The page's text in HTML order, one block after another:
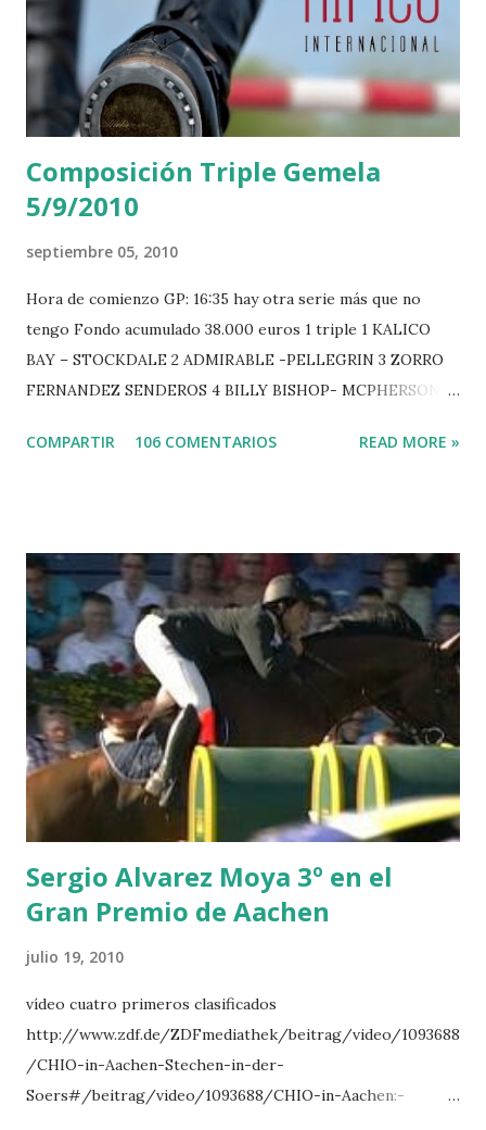
o
m
e
n
t
a
i
o
Composición Triple Gemela
5/9/2010
septiembre 05, 2010
Hora de comienzo GP: 16:35 hay otra serie más que no
tengo Fondo acumulado 38.000 euros 1 triple 1 KALICO
BAY – STOCKDALE 2 ADMIRABLE -PELLEGRIN 3 ZORRO
FERNANDEZ SENDEROS 4 BILLY BISHOP- MCPHERSON 5
-EPAILLARD 7 GIG AMAI M WHITAKER 8 SILVANA DU
POWER - MILLAR 5 ARMANIE -VOORN 6 QUERLYBET
HERO -LEJAUNE 7 MO CHROI - O’BRIEN 8 CARMENA Z -
BREEN 9 JALLA DE GAVIERE -RAMZY AL DUHAMI 10
NOVEL -PHILIPPAERTS 3 triple 1 LATE NIGHT -LEVY 2 K
CLUB LADY -O’CONNOR 3 QUICK STUDY - HOUGH 4
LORENZO -AHLMANN 5 L’ESPOIR -GULLIKSEN 6
TOPINAMBOUR -LEPREVOST 7 WISCONSIN 111 -MOYA 8
INTERTOY Z - BRASH 9 HERALD –CORDON 10 SELDANA
DI CAMPALTO -SHARBATLY Vuelta Triunfal... el ganador
del Gran Premio en su vuelta de honor
COMPARTIR 106 COMENTARIOS READ MORE »
Sergio Alvarez Moya 3º en el
Gran Premio de Aachen
julio 19, 2010
vídeo cuatro primeros clasificados
http://www.zdf.de/ZDFmediathek/beitrag/video/1093688
/CHIO-in-Aachen-Stechen-in-der-
Soers#/beitrag/video/1093688/CHIO-in-Aachen:-